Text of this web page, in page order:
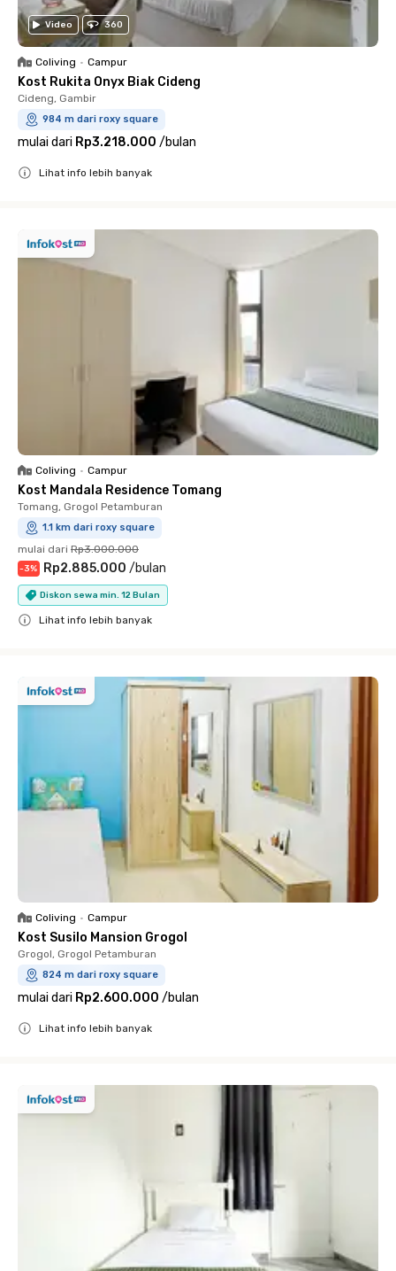
Video 360
Coliving • Campur
Kost Rukita Onyx Biak Cideng
Cideng, Gambir
984 m dari roxy square
mulai dari Rp3.218.000 /bulan
Lihat info lebih banyak
Coliving • Campur
Kost Mandala Residence Tomang
Tomang, Grogol Petamburan
1.1 km dari roxy square
mulai dari Rp3.000.000
-3% Rp2.885.000 /bulan
Diskon sewa min. 12 Bulan
Lihat info lebih banyak
Coliving • Campur
Kost Susilo Mansion Grogol
Grogol, Grogol Petamburan
824 m dari roxy square
mulai dari Rp2.600.000 /bulan
Lihat info lebih banyak